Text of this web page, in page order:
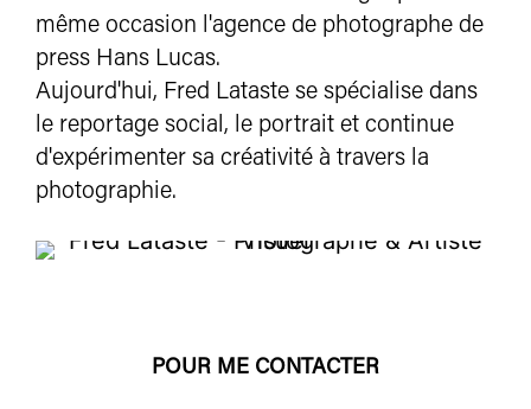
même occasion l'agence de photographe de
press Hans Lucas.
Aujourd'hui, Fred Lataste se spécialise dans
le reportage social, le portrait et continue
d'expérimenter sa créativité à travers la
photographie.
POUR ME CONTACTER